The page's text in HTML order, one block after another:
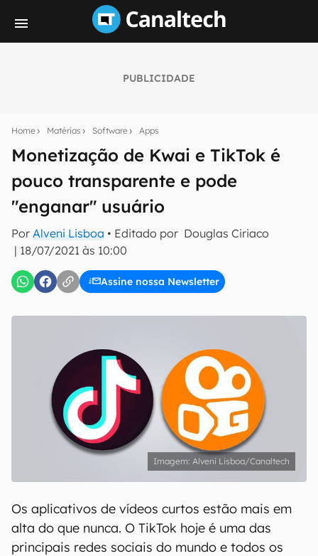
PUBLICIDADE
Home Matérias Software Apps
Monetização de Kwai e TikTok é
pouco transparente e pode
"enganar" usuário
Por Alveni Lisboa • Editado por Douglas Ciriaco
| 18/07/2021 às 10:00
Assine nossa Newsletter
notícias e reviews sobre tecnologia em primeira
E-mail
inscreva-se
Confirmo que li, aceito e concordo com os Termos de
Uso e Política de Privacidade do Canaltech.
Alveni Lisboa/Canaltech
Os aplicativos de vídeos curtos estão mais em
alta do que nunca. O TikTok hoje é uma das
principais redes sociais do mundo e todos os